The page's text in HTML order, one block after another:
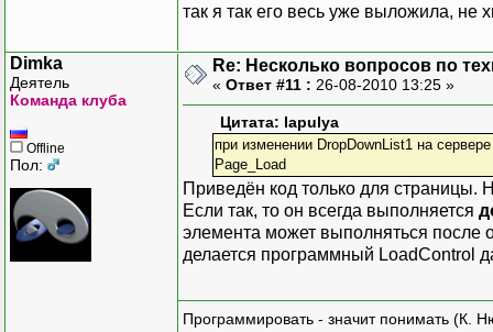
так я так его весь уже выложила, не
Dimka
Деятель
Команда клуба
Offline
Пол:
Re: Несколько вопросов по
« Ответ #11 : 26-08-2010 13:25 »
Цитата: lapulya
при изменении DropDownList1 на
Page_Load
Приведён код только для страницы.
Если так, то он всегда выполняется
элемента может выполняться после
делается программный LoadControl
Программировать - значит понимать (К.